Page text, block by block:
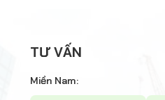
TƯ VẤN
Miền Nam: